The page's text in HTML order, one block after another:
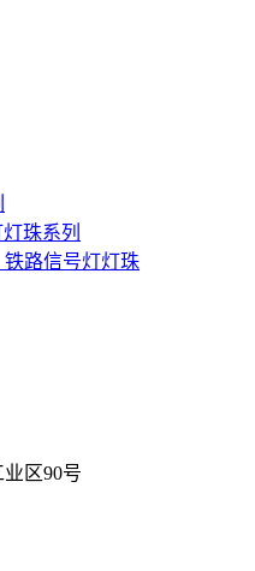
珠系列
路信号灯灯珠
区90号